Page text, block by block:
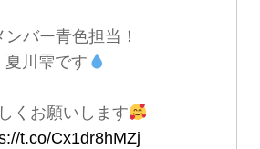
ンバー青色担当！
夏川雫です
くお願いします
t.co/Cx1dr8hMZj